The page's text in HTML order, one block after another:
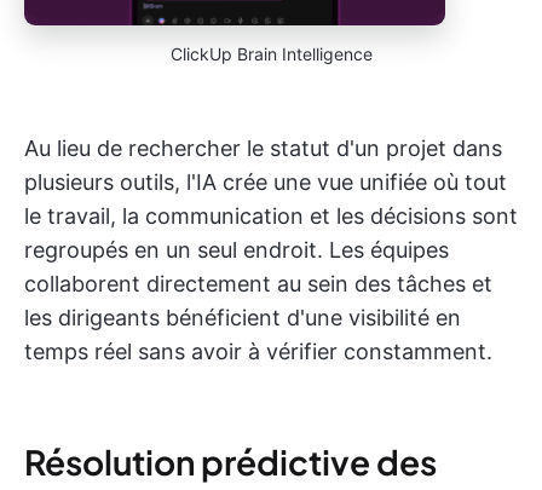
ClickUp Brain Intelligence
Au lieu de rechercher le statut d'un projet dans
plusieurs outils, l'IA crée une vue unifiée où tout
le travail, la communication et les décisions sont
regroupés en un seul endroit. Les équipes
collaborent directement au sein des tâches et
les dirigeants bénéficient d'une visibilité en
temps réel sans avoir à vérifier constamment.
Résolution prédictive des